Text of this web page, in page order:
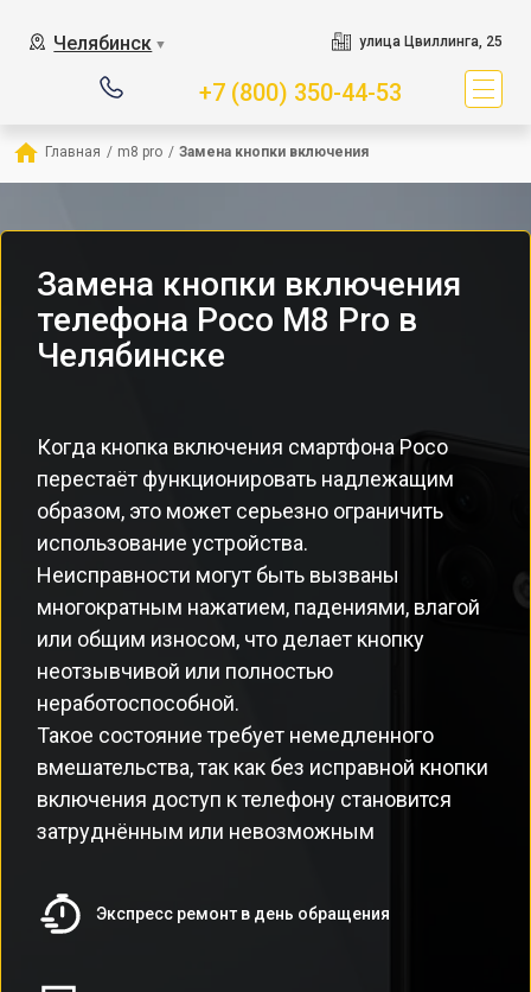
Челябинск ▼ улица Цвиллинга, 25
+7 (800) 350-44-53
Главная / m8 pro / Замена кнопки включения
Замена кнопки включения
телефона Poco M8 Pro в
Челябинске
Когда кнопка включения смартфона Poco
перестаёт функционировать надлежащим
образом, это может серьезно ограничить
использование устройства.
Неисправности могут быть вызваны
многократным нажатием, падениями, влагой
или общим износом, что делает кнопку
неотзывчивой или полностью
неработоспособной.
Такое состояние требует немедленного
вмешательства, так как без исправной кнопки
включения доступ к телефону становится
затруднённым или невозможным
Экспресс ремонт в день обращения